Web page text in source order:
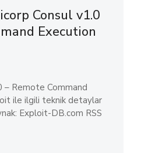
Consul v1.0
Execution
– Remote Command
ile ilgili teknik detaylar
Exploit-DB.com RSS